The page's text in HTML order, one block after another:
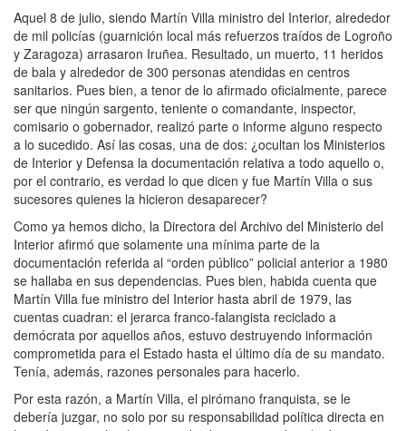
Aquel 8 de julio, siendo Martín Villa ministro del Interior, alrededor
de mil policías (guarnición local más refuerzos traídos de Logroño
y Zaragoza) arrasaron Iruñea. Resultado, un muerto, 11 heridos
de bala y alrededor de 300 personas atendidas en centros
sanitarios. Pues bien, a tenor de lo afirmado oficialmente, parece
ser que ningún sargento, teniente o comandante, inspector,
comisario o gobernador, realizó parte o informe alguno respecto
a lo sucedido. Así las cosas, una de dos: ¿ocultan los Ministerios
de Interior y Defensa la documentación relativa a todo aquello o,
por el contrario, es verdad lo que dicen y fue Martín Villa o sus
sucesores quienes la hicieron desaparecer?
Como ya hemos dicho, la Directora del Archivo del Ministerio del
Interior afirmó que solamente una mínima parte de la
documentación referida al “orden público” policial anterior a 1980
se hallaba en sus dependencias. Pues bien, habida cuenta que
Martín Villa fue ministro del Interior hasta abril de 1979, las
cuentas cuadran: el jerarca franco-falangista reciclado a
demócrata por aquellos años, estuvo destruyendo información
comprometida para el Estado hasta el último día de su mandato.
Tenía, además, razones personales para hacerlo.
Por esta razón, a Martín Villa, el pirómano franquista, se le
debería juzgar, no solo por su responsabilidad política directa en